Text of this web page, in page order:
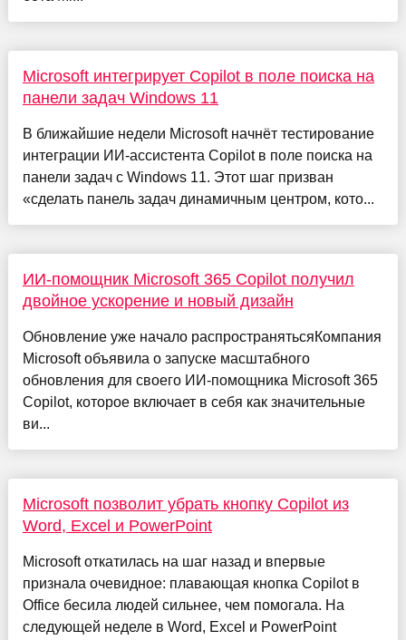
Microsoft интегрирует Copilot в поле поиска на
панели задач Windows 11
В ближайшие недели Microsoft начнёт тестирование
интеграции ИИ-ассистента Copilot в поле поиска на
панели задач с Windows 11. Этот шаг призван
«сделать панель задач динамичным центром, кото...
ИИ-помощник Microsoft 365 Copilot получил
двойное ускорение и новый дизайн
Обновление уже начало распространятьсяКомпания
Microsoft объявила о запуске масштабного
обновления для своего ИИ-помощника Microsoft 365
Copilot, которое включает в себя как значительные
ви...
Microsoft позволит убрать кнопку Copilot из
Word, Excel и PowerPoint
Microsoft откатилась на шаг назад и впервые
признала очевидное: плавающая кнопка Copilot в
Office бесила людей сильнее, чем помогала. На
следующей неделе в Word, Excel и PowerPoint